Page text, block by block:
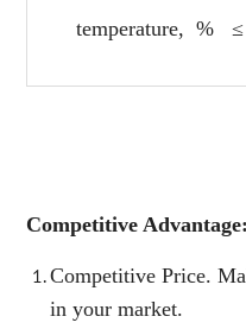
temperature, % ≤
Competitive Advantage:
Competitive Price.
in your market.